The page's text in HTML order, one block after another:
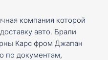
компания которой
авто. Брали
Карс фром Джапан
по документам,